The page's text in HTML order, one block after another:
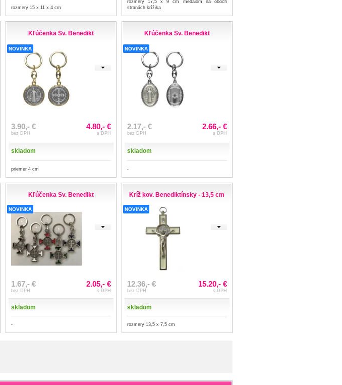
rozmery 15 x 11 x 4 cm
rozmery 17,5 x 9 cm medaiom na oboch
stranách krížika
Kľúčenka Sv. Benedikt
NOVINKA
3.90,- €
bez DPH
4.80,- €
s DPH
skladom
priemer 4 cm
Kľúčenka Sv. Benedikt
NOVINKA
2.17,- €
bez DPH
2.66,- €
s DPH
skladom
-
Kľúčenka Sv. Benedikt
NOVINKA
1.67,- €
bez DPH
2.05,- €
s DPH
skladom
-
Kríž kov. Benediktínsky - 13,5 cm
NOVINKA
12.36,- €
bez DPH
15.20,- €
s DPH
skladom
rozmery 13,5 x 7,5 cm